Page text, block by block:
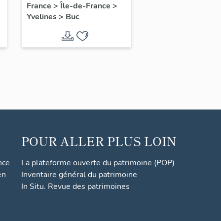
France > Île-de-France >
Yvelines> Buc
POUR ALLER PLUS LOIN
La plateforme ouverte du patrimoine (POP)
Inventaire général du patrimoine
In Situ. Revue des patrimoines